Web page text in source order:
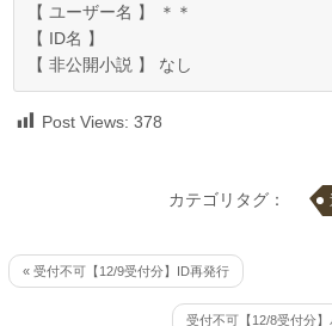
【 ユーザー名 】 ＊＊
【 ID名 】
【 非公開小説 】 なし
Post Views: 378
カテゴリタグ：
« 受付不可【12/9受付分】ID再発行
受付不可【12/8受付分